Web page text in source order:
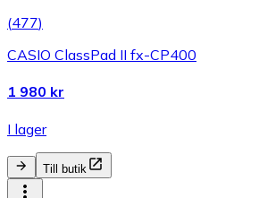
(477)
CASIO ClassPad II fx-CP400
1 980 kr
I lager
Till butik